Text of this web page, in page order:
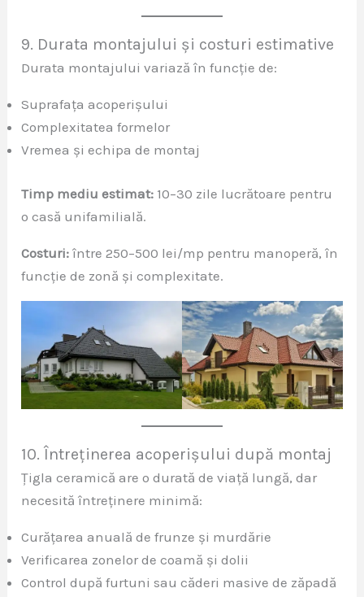
9. Durata montajului și costuri estimative
Durata montajului variază în funcție de:
Suprafața acoperișului
Complexitatea formelor
Vremea și echipa de montaj
Timp mediu estimat: 10–30 zile lucrătoare pentru
o casă unifamilială.
Costuri: între 250–500 lei/mp pentru manoperă, în
funcție de zonă și complexitate.
10. Întreținerea acoperișului după montaj
Țigla ceramică are o durată de viață lungă, dar
necesită întreținere minimă:
Curățarea anuală de frunze și murdărie
Verificarea zonelor de coamă și dolii
Control după furtuni sau căderi masive de zăpadă